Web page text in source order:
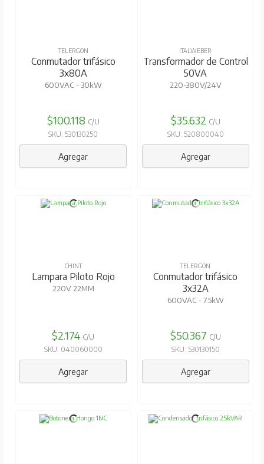
TELERGON
Conmutador trifásico
3x80A
600VAC - 30kW
$100.118 C/U
SKU: 530130250
Agregar
ITALWEBER
Transformador de Control
50VA
220-380V/24V
$35.632 C/U
SKU: 520800040
Agregar
CHINT
Lampara Piloto Rojo
220V 22MM
$2.174 C/U
SKU: 040060000
Agregar
TELERGON
Conmutador trifásico
3x32A
600VAC - 7.5kW
$50.367 C/U
SKU: 530130150
Agregar